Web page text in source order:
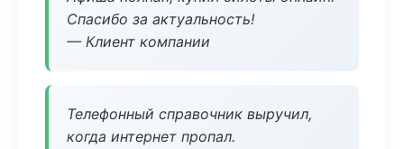
Спасибо за актуальность!
— Клиент компании
Телефонный справочник выручил,
когда интернет пропал.